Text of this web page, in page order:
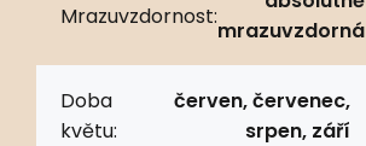
Mrazuvzdornost:
mrazuvzdorná
Doba
květu:
červen, červenec,
srpen, září